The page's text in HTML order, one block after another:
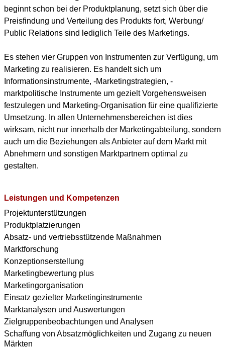
beginnt schon bei der Produktplanung, setzt sich über die
Preisfindung und Verteilung des Produkts fort, Werbung/
Public Relations sind lediglich Teile des Marketings.
Es stehen vier Gruppen von Instrumenten zur Verfügung, um
Marketing zu realisieren. Es handelt sich um
Informationsinstrumente, -Marketingstrategien, -
marktpolitische Instrumente um gezielt Vorgehensweisen
festzulegen und Marketing-Organisation für eine qualifizierte
Umsetzung. In allen Unternehmensbereichen ist dies
wirksam, nicht nur innerhalb der Marketingabteilung, sondern
auch um die Beziehungen als Anbieter auf dem Markt mit
Abnehmern und sonstigen Marktpartnern optimal zu
gestalten.
Leistungen und Kompetenzen
Projektunterstützungen
Produktplatzierungen
Absatz- und vertriebsstützende Maßnahmen
Marktforschung
Konzeptionserstellung
Marketingbewertung plus
Marketingorganisation
Einsatz gezielter Marketinginstrumente
Marktanalysen und Auswertungen
Zielgruppenbeobachtungen und Analysen
Schaffung von Absatzmöglichkeiten und Zugang zu neuen
Märkten